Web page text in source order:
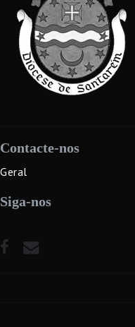
Contacte-nos
Geral
Siga-nos